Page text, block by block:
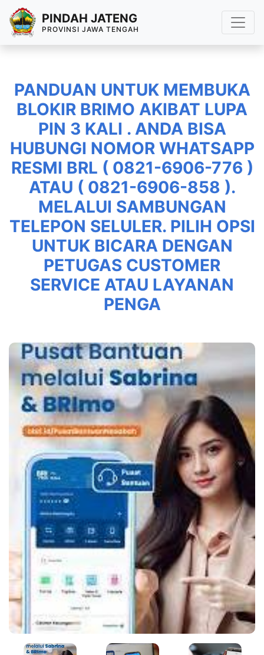
PINDAH JATENG
PROVINSI JAWA TENGAH
PANDUAN UNTUK MEMBUKA
BLOKIR BRIMO AKIBAT LUPA
PIN 3 KALI . ANDA BISA
HUBUNGI NOMOR WHATSAPP
RESMI BRL ( 0821-6906-776 )
ATAU ( 0821-6906-858 ).
MELALUI SAMBUNGAN
TELEPON SELULER. PILIH OPSI
UNTUK BICARA DENGAN
PETUGAS CUSTOMER
SERVICE ATAU LAYANAN
PENGA